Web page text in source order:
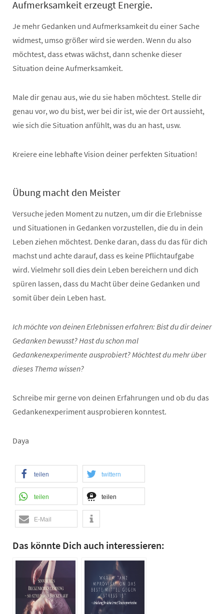
Aufmerksamkeit erzeugt Energie.
Je mehr Gedanken und Aufmerksamkeit du einer Sache
widmest, umso größer wird sie werden. Wenn du also
möchtest, dass etwas wächst, dann schenke dieser
Situation deine Aufmerksamkeit.
Male dir genau aus, wie du sie haben möchtest. Stelle dir
genau vor, wo du bist, wer bei dir ist, wie der Ort aussieht,
wie sich die Situation anfühlt, was du an hast, usw.
Kreiere eine lebhafte Vision deiner perfekten Situation!
Übung macht den Meister
Versuche jeden Moment zu nutzen, um dir die Erlebnisse
und Situationen in Gedanken vorzustellen, die du in dein
Leben ziehen möchtest. Denke daran, dass du das für dich
machst und achte darauf, dass es keine Pflichtaufgabe
wird. Vielmehr soll dies dein Leben bereichern und dich
spüren lassen, dass du Macht über deine Gedanken und
somit über dein Leben hast.
Ich möchte von deinen Erlebnissen erfahren: Bist du dir deiner
Gedanken bewusst? Hast du schon mal
Gedankenexperimente ausprobiert? Möchtest du mehr über
dieses Thema wissen?
Schreibe mir gerne von deinen Erfahrungen und ob du das
Gedankenexperiment ausprobieren konntest.
Daya
teilen twittern
teilen teilen
E-Mail
Das könnte Dich auch interessieren: